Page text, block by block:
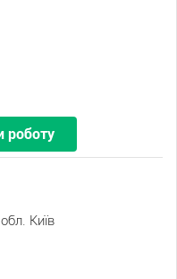
роботу
Київ